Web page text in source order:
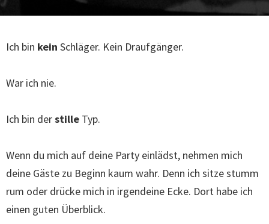
Ich bin kein Schläger. Kein Draufgänger.
War ich nie.
Ich bin derstille Typ.
Wenn du mich auf deine Party einlädst, nehmen mich
deine Gäste zu Beginn kaum wahr. Denn ich sitze stumm
rum oder drücke mich in irgendeine Ecke. Dort habe ich
einen guten Überblick.